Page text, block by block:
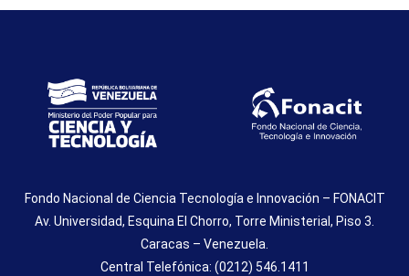
Fondo Nacional de Ciencia Tecnología e Innovación – FONACIT
Av. Universidad, Esquina El Chorro, Torre Ministerial, Piso 3.
Caracas – Venezuela.
Central Telefónica: (0212) 546.1411